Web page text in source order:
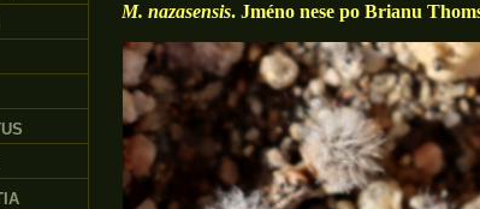
M. nazasensis. Jméno nese po Brianu